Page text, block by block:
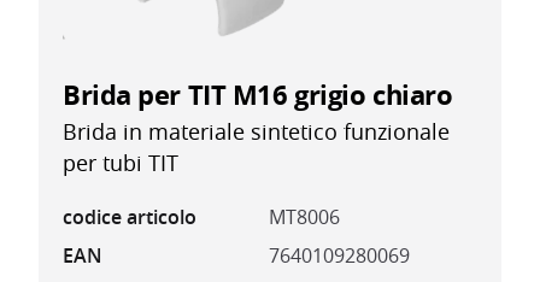
Brida per TIT M16 grigio chiaro
Brida in materiale sintetico funzionale
per tubi TIT
codice articolo
MT8006
EAN
7640109280069